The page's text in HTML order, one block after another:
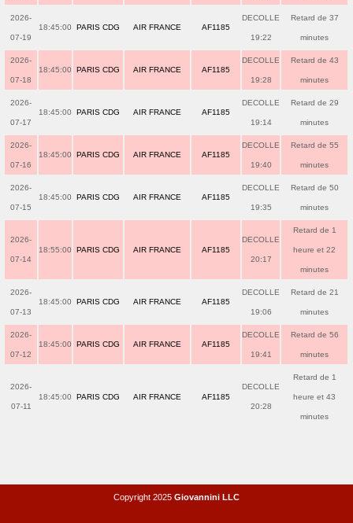
2026-
07-19
18:45:00 PARIS CDG AIR FRANCE AF1185
DECOLLE
19:22
Retard de 37
minutes
2026-
07-18
18:45:00 PARIS CDG AIR FRANCE AF1185
DECOLLE
19:28
Retard de 43
minutes
2026-
07-17
18:45:00 PARIS CDG AIR FRANCE AF1185
DECOLLE
19:14
Retard de 29
minutes
2026-
07-16
18:45:00 PARIS CDG AIR FRANCE AF1185
DECOLLE
19:40
Retard de 55
minutes
2026-
07-15
18:45:00 PARIS CDG AIR FRANCE AF1185
DECOLLE
19:35
Retard de 50
minutes
2026-
07-14
18:55:00 PARIS CDG AIR FRANCE AF1185
DECOLLE
20:17
Retard de 1
heure et 22
minutes
2026-
07-13
18:45:00 PARIS CDG AIR FRANCE AF1185
DECOLLE
19:06
Retard de 21
minutes
2026-
07-12
18:45:00 PARIS CDG AIR FRANCE AF1185
DECOLLE
19:41
Retard de 56
minutes
2026-
07-11
18:45:00 PARIS CDG AIR FRANCE AF1185
DECOLLE
20:28
Retard de 1
heure et 43
minutes
Copyright 2025 Giovannini LLC